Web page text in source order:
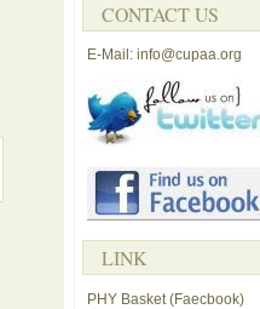
CONTACT US
E-Mail: info@cupaa.org
LINK
PHY Basket (Faecbook)